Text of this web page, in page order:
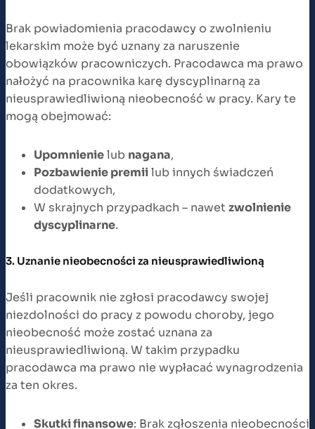
Brak powiadomienia pracodawcy o zwolnieniu
lekarskim może być uznany za naruszenie
obowiązków pracowniczych. Pracodawca ma prawo
nałożyć na pracownika karę dyscyplinarną za
nieusprawiedliwioną nieobecność w pracy. Kary te
mogą obejmować:
Upomnienielub nagana,
Pozbawienie premiilub innych świadczeń
dodatkowych,
W skrajnych przypadkach – nawet zwolnienie
dyscyplinarne.
3. Uznanie nieobecności za nieusprawiedliwioną
Jeśli pracownik nie zgłosi pracodawcy swojej
niezdolności do pracy z powodu choroby, jego
nieobecność może zostać uznana za
nieusprawiedliwioną. W takim przypadku
pracodawca ma prawo nie wypłacać wynagrodzenia
za ten okres.
Skutki finansowe: Brak zgłoszenia nieobecności